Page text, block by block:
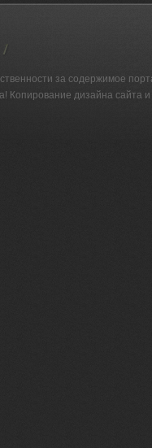
за содержимое
Копирование дизайна сайта